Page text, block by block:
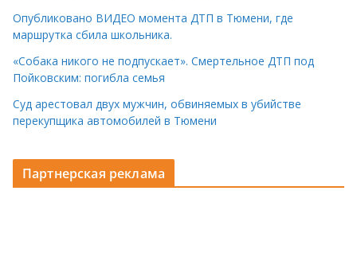
Опубликовано ВИДЕО момента ДТП в Тюмени, где
маршрутка сбила школьника.
«Собака никого не подпускает». Смертельное ДТП под
Пойковским: погибла семья
Суд арестовал двух мужчин, обвиняемых в убийстве
перекупщика автомобилей в Тюмени
Партнерская реклама